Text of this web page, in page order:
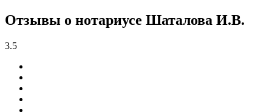
Отзывы о нотариусе Шаталова И.В.
3.5